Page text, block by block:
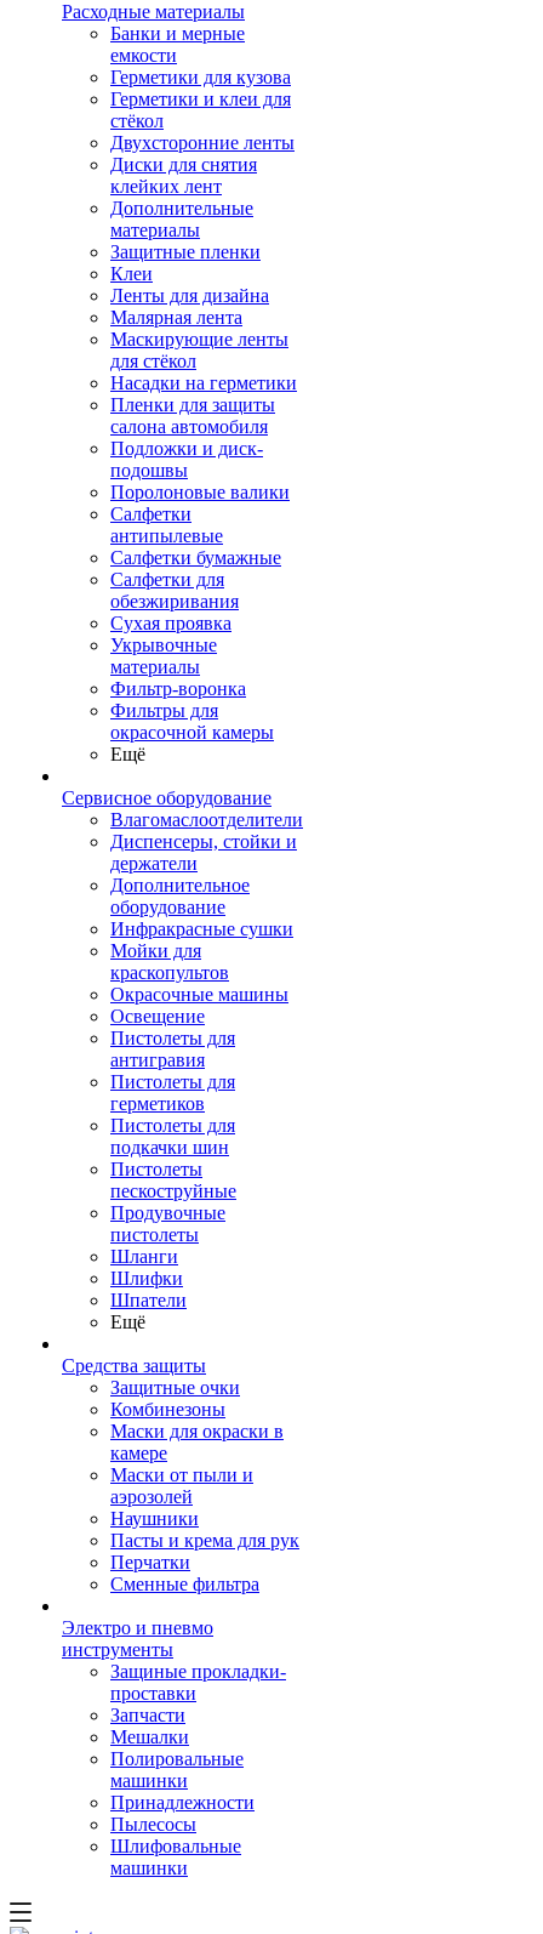
Расходные материалы
Банки и мерные
емкости
Герметики для кузова
Герметики и клеи для
стёкол
Двухсторонние ленты
Диски для снятия
клейких лент
Дополнительные
материалы
Защитные пленки
Клеи
Ленты для дизайна
Малярная лента
Маскирующие ленты
для стёкол
Насадки на герметики
Пленки для защиты
салона автомобиля
Подложки и диск-
подошвы
Поролоновые валики
Салфетки
антипылевые
Салфетки бумажные
Салфетки для
обезжиривания
Сухая проявка
Укрывочные
материалы
Фильтр-воронка
Фильтры для
окрасочной камеры
Ещё
Сервисное оборудование
Влагомаслоотделители
Диспенсеры, стойки и
держатели
Дополнительное
оборудование
Инфракрасные сушки
Мойки для
краскопультов
Окрасочные машины
Освещение
Пистолеты для
антигравия
Пистолеты для
герметиков
Пистолеты для
подкачки шин
Пистолеты
пескоструйные
Продувочные
пистолеты
Шланги
Шлифки
Шпатели
Ещё
Средства защиты
Защитные очки
Комбинезоны
Маски для окраски в
камере
Маски от пыли и
аэрозолей
Наушники
Пасты и крема для рук
Перчатки
Сменные фильтра
Электро и пневмо
инструменты
Защиные прокладки-
проставки
Запчасти
Мешалки
Полировальные
машинки
Принадлежности
Пылесосы
Шлифовальные
машинки